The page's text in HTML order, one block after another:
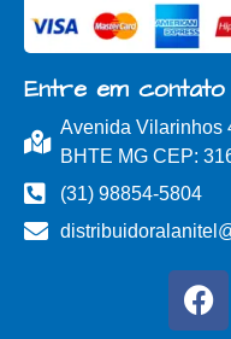
Entre em contato
Avenida Vilarinhos
BHTE MG CEP:
(31) 98854-5804